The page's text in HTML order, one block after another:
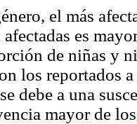
el más
es
de niñas y
los reportados
debe a una
mayor de